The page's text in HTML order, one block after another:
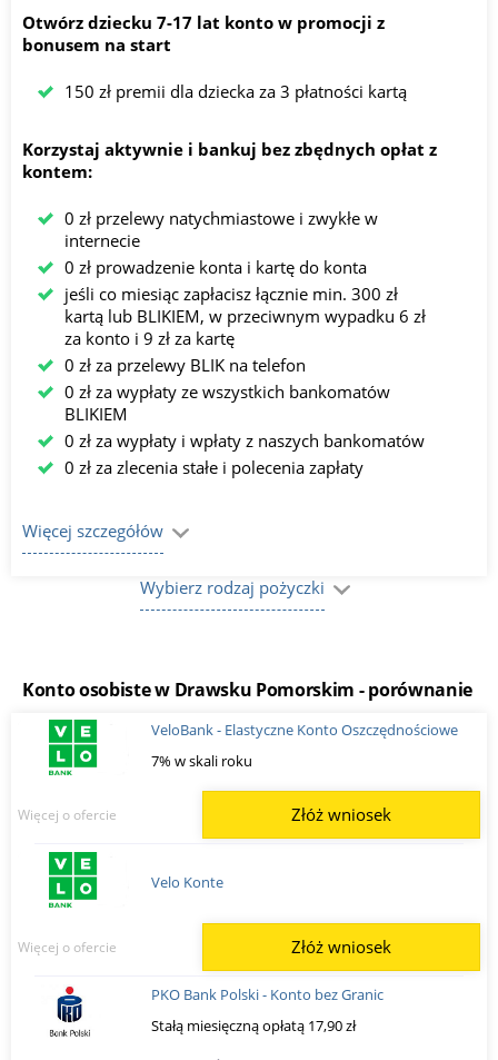
Otwórz dziecku 7-17 lat konto w promocji z
bonusem na start
150 zł premii dla dziecka za 3 płatności kartą
Korzystaj aktywnie i bankuj bez zbędnych opłat z
kontem:
0 zł przelewy natychmiastowe i zwykłe w
internecie
0 zł prowadzenie konta i kartę do konta
jeśli co miesiąc zapłacisz łącznie min. 300 zł
kartą lub BLIKIEM, w przeciwnym wypadku 6 zł
za konto i 9 zł za kartę
0 zł za przelewy BLIK na telefon
0 zł za wypłaty ze wszystkich bankomatów
BLIKIEM
0 zł za wypłaty i wpłaty z naszych bankomatów
0 zł za zlecenia stałe i polecenia zapłaty
Więcej szczegółów
Wybierz rodzaj pożyczki
Konto osobiste w Drawsku Pomorskim - porównanie
VeloBank - Elastyczne Konto Oszczędnościowe
7% w skali roku
Więcej o ofercie Złóż wniosek
Velo Konte
Więcej o ofercie Złóż wniosek
PKO Bank Polski - Konto bez Granic
Stałą miesięczną opłatą 17,90 zł